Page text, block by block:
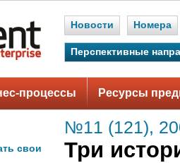
Новости Номера
Перспективные
процессы Ресурсы
свои
№11 (121),
Три